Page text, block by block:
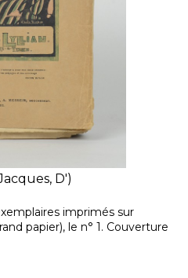
D')
imprimés sur
papier), le n° 1. Couverture